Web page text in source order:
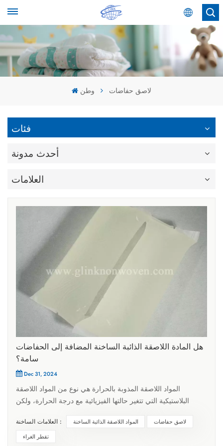
عربي
English
وطن لاصق حفاضات
فئات
أحدث مدونة
العلامات
هل المادة اللاصقة الذائبة الساخنة المضافة إلى الحفاضات
سامة؟
Dec 31, 2024
المواد اللاصقة المذوبة بالحرارة هي نوع من المواد اللاصقة
البلاستيكية التي تتغير حالتها الفيزيائية مع درجة الحرارة، ولكن
وصديقة للبيئة ولها قيمة مضافة عالية. نظرًا لأنها سهلة التعبئة
والنقل والتخزين، كما أنها خالية من التلوث، ولها قوة ربط عالية
العلامات الساخنة : المواد اللاصقة الذائبة الساخنة
لاصق حفاضات
تقطر الغراء